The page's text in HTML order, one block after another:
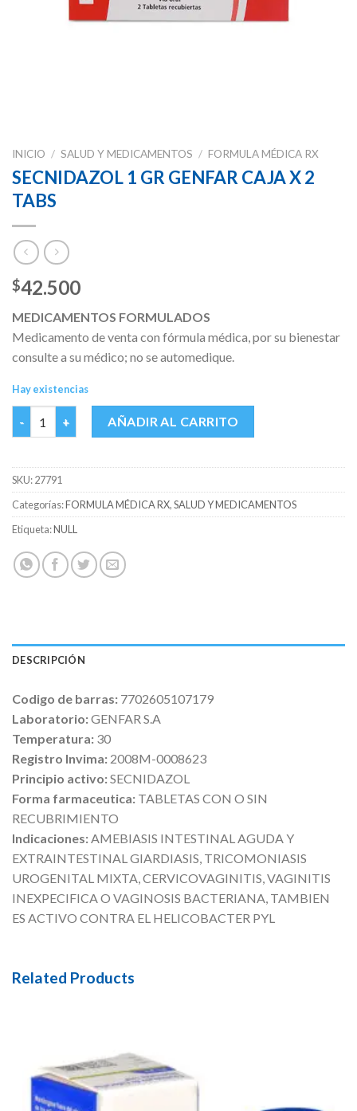
INICIO / SALUD Y MEDICAMENTOS / FORMULA MÉDICA RX
SECNIDAZOL 1 GR GENFAR CAJA X 2
TABS
$42.500
MEDICAMENTOS FORMULADOS
Medicamento de venta con fórmula médica, por su bienestar
consulte a su médico; no se automedique.
Hay existencias
SECNIDAZOL 1 GR GENFAR CAJA X 2 TABS cantidad
AÑADIR AL CARRITO
SKU:27791
Categorías:FORMULA MÉDICA RX,SALUD Y MEDICAMENTOS
Etiqueta:NULL
DESCRIPCIÓN
Codigo de barras: 7702605107179
Laboratorio:GENFAR S.A
Temperatura: 30
Registro Invima: 2008M-0008623
Principio activo:SECNIDAZOL
Forma farmaceutica: TABLETAS CON O SIN
RECUBRIMIENTO
Indicaciones:AMEBIASIS INTESTINAL AGUDA Y
EXTRAINTESTINAL GIARDIASIS, TRICOMONIASIS
UROGENITAL MIXTA, CERVICOVAGINITIS, VAGINITIS
INEXPECIFICA O VAGINOSIS BACTERIANA, TAMBIEN
ES ACTIVO CONTRA EL HELICOBACTER PYL
Related Products